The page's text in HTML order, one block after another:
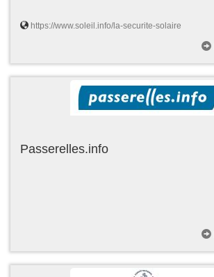
https://www.soleil.info/la-securite-solaire
Passerelles.info